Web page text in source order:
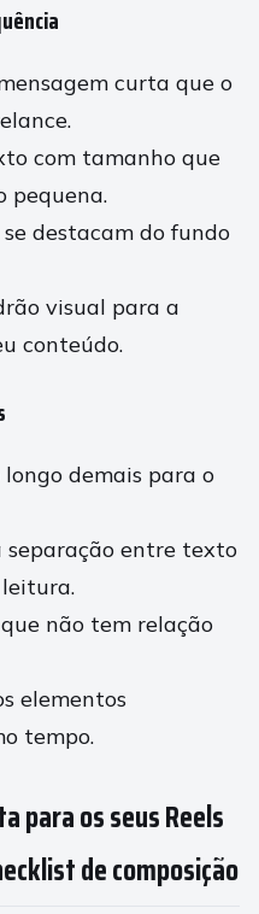
curta que o
com tamanho que
pequena.
se destacam do fundo
visual para a
conteúdo.
demais para o
separação entre texto
não tem relação
elementos
tempo.
para os seus Reels
de composição